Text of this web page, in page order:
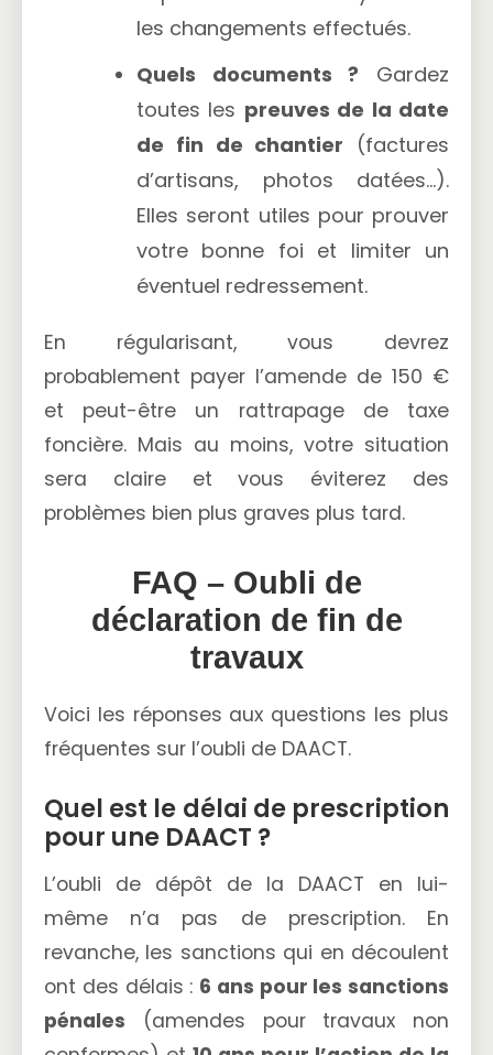
les changements effectués.
Quels documents ? Gardez
toutes les preuves de la date
de fin de chantier (factures
d’artisans, photos datées…).
Elles seront utiles pour prouver
votre bonne foi et limiter un
éventuel redressement.
En régularisant, vous devrez
probablement payer l’amende de 150 €
et peut-être un rattrapage de taxe
foncière. Mais au moins, votre situation
sera claire et vous éviterez des
problèmes bien plus graves plus tard.
FAQ – Oubli de
déclaration de fin de
travaux
Voici les réponses aux questions les plus
fréquentes sur l’oubli de DAACT.
Quel est le délai de prescription
pour une DAACT ?
L’oubli de dépôt de la DAACT en lui-
même n’a pas de prescription. En
revanche, les sanctions qui en découlent
ont des délais : 6 ans pour les sanctions
pénales (amendes pour travaux non